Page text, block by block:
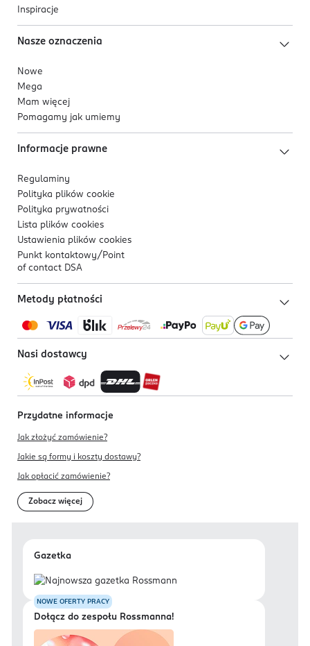
Inspiracje
Nasze oznaczenia
Nowe
Mega
Mam więcej
Pomagamy jak umiemy
Informacje prawne
Regulaminy
Polityka plików cookie
Polityka prywatności
Lista plików cookies
Ustawienia plików cookies
Punkt kontaktowy/ Point
of contact DSA
Metody płatności
Nasi dostawcy
Przydatne informacje
Jak złożyć zamówienie?
Jakie są formy i koszty dostawy?
Jak opłacić zamówienie?
Zobacz więcej
Gazetka
NOWE OFERTY PRACY
Dołącz do zespołu Rossmanna!